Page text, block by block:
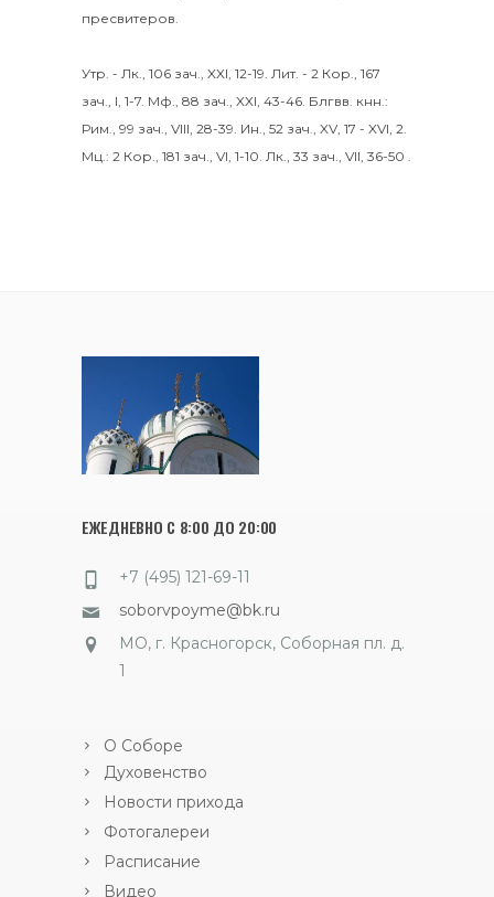
пресвитеров.
Утр. - Лк., 106 зач., XXI, 12-19. Лит. - 2 Кор., 167
зач., I, 1-7. Мф., 88 зач., XXI, 43-46. Блгвв. кнн.:
Рим., 99 зач., VIII, 28-39. Ин., 52 зач., XV, 17 - XVI, 2.
Мц.: 2 Кор., 181 зач., VI, 1-10. Лк., 33 зач., VII, 36-50 .
ЕЖЕДНЕВНО С 8:00 ДО 20:00
+7 (495) 121-69-11
soborvpoyme@bk.ru
МО, г. Красногорск, Соборная пл. д.
1
О Соборе
Духовенство
Новости прихода
Фотогалереи
Расписание
Видео